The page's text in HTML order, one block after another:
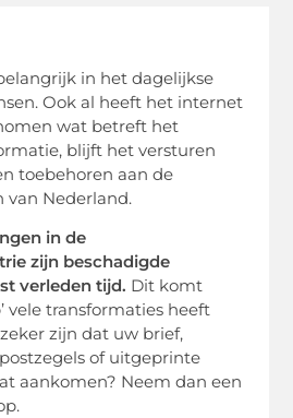
in het dagelijkse
Ook al heeft het internet
wat betreft het
blijft het versturen
toebehoren aan de
van Nederland.
in de
zijn beschadigde
verleden tijd. Dit komt
vele transformaties heeft
zijn dat uw brief,
of uitgeprinte
aankomen? Neem dan een